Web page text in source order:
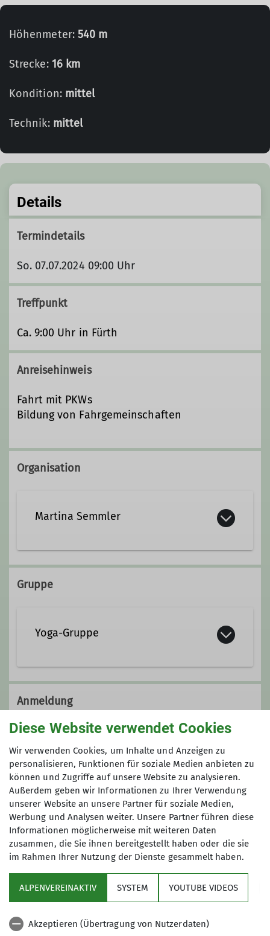
Höhenmeter: 540 m
Strecke: 16 km
Kondition: mittel
Technik: mittel
Details
Termindetails
So. 07.07.2024 09:00 Uhr
Treffpunkt
Ca. 9:00 Uhr in Fürth
Anreisehinweis
Fahrt mit PKWs
Bildung von Fahrgemeinschaften
Organisation
Martina Semmler
martina.semmler.dav@vodafonemail.de
Gruppe
Yoga-Gruppe
Die Kraft der Natur spüren, frische
Bergluft atmen und die Stille unserer
Wälder erfahren – Wandern ist ein
wohltuendes Fest für alle Sinne und
Geist und Seele. Ähnliches bietet die
Yogapraxis: durch den Fokus auf
Atmung und Empfindungen des
Körpers, sowie den Wechsel von
Anspannung und Entspannung
werden physische und psychische
Kräfte mobilisiert, Stress abgebaut
sowie Entspannungs­ und
Heilungsprozesse in Gang gesetzt.
Anmeldung
Beim Tourenleiter/in
Anmeldung bis
01.07.2024
Sektion
Diese Website verwendet Cookies
Wir verwenden Cookies, um Inhalte und Anzeigen zu
personalisieren, Funktionen für soziale Medien anbieten zu
können und Zugriffe auf unsere Website zu analysieren.
Außerdem geben wir Informationen zu Ihrer Verwendung
unserer Website an unsere Partner für soziale Medien,
Werbung und Analysen weiter. Unsere Partner führen diese
Informationen möglicherweise mit weiteren Daten
zusammen, die Sie ihnen bereitgestellt haben oder die sie
im Rahmen Ihrer Nutzung der Dienste gesammelt haben.
ALPENVEREINAKTIV SYSTEM YOUTUBE VIDEOS
Akzeptieren (Übertragung von Nutzerdaten)